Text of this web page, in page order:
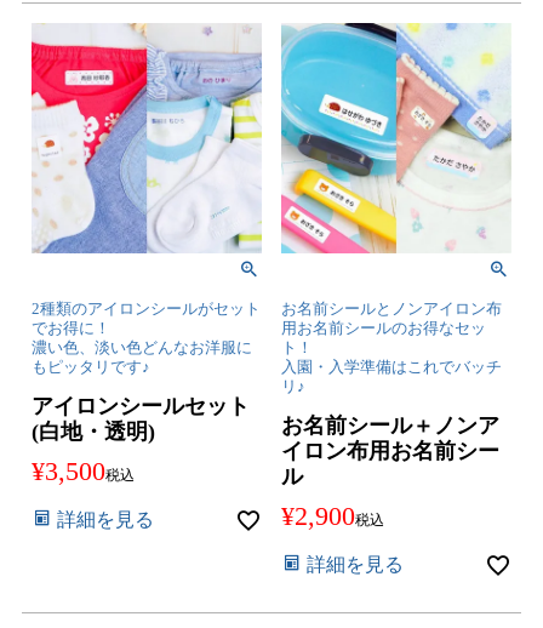
2種類のアイロンシールがセット
でお得に！
濃い色、淡い色どんなお洋服に
もピッタリです♪
アイロンシールセット
(白地・透明)
¥3,500税込
詳細を見る
お名前シールとノンアイロン布
用お名前シールのお得なセッ
ト！
入園・入学準備はこれでバッチ
リ♪
お名前シール＋ノンア
イロン布用お名前シー
ル
¥2,900税込
詳細を見る